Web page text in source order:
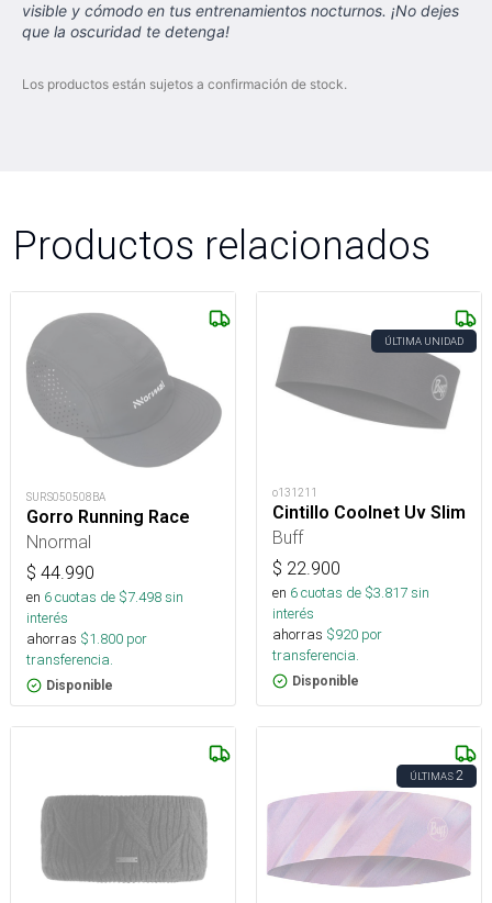
visible y cómodo en tus entrenamientos nocturnos. ¡No dejes
que la oscuridad te detenga!
Los productos están sujetos a confirmación de stock.
Productos relacionados
SURS050508BA
Gorro Running Race
Nnormal
$ 44.990
en 6cuotas de $7.498sin
interés
ahorras $1.800 por
transferencia.
Disponible
ÚLTIMA UNIDAD
o131211
Cintillo Coolnet Uv Slim
Buff
$ 22.900
en 6cuotas de $3.817sin
interés
ahorras $920 por
transferencia.
Disponible
ÚLTIMAS2